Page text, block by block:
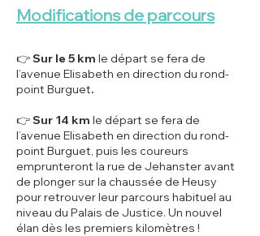
Modifications de parcours
👉Sur le 5 km le départ se fera de
l’avenue Elisabeth en direction du rond-
point Burguet.
👉Sur 14 km le départ se fera de
l’avenue Elisabeth en direction du rond-
point Burguet, puis les coureurs
emprunteront la rue de Jehanster avant
de plonger sur la chaussée de Heusy
pour retrouver leur parcours habituel au
niveau du Palais de Justice. Un nouvel
élan dès les premiers kilomètres !